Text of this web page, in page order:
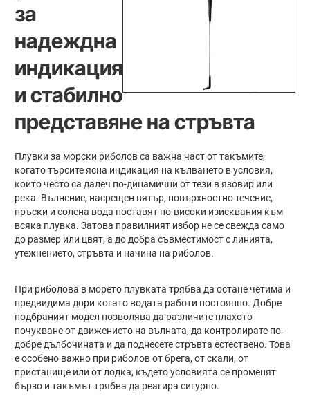
за
надеждна
индикация
и стабилно
представяне на стръвта
Плувки за морски риболов са важна част от такъмите,
когато търсите ясна индикация на кълването в условия,
които често са далеч по-динамични от тези в язовир или
река. Вълнение, насрещен вятър, повърхностно течение,
пръски и солена вода поставят по-високи изисквания към
всяка плувка. Затова правилният избор не се свежда само
до размер или цвят, а до добра съвместимост с линията,
утежнението, стръвта и начина на риболов.
При риболова в морето плувката трябва да остане четима и
предвидима дори когато водата работи постоянно. Добре
подбраният модел позволява да различите плахото
почукване от движението на вълната, да контролирате по-
добре дълбочината и да поднесете стръвта естествено. Това
е особено важно при риболов от брега, от скали, от
пристанище или от лодка, където условията се променят
бързо и такъмът трябва да реагира сигурно.